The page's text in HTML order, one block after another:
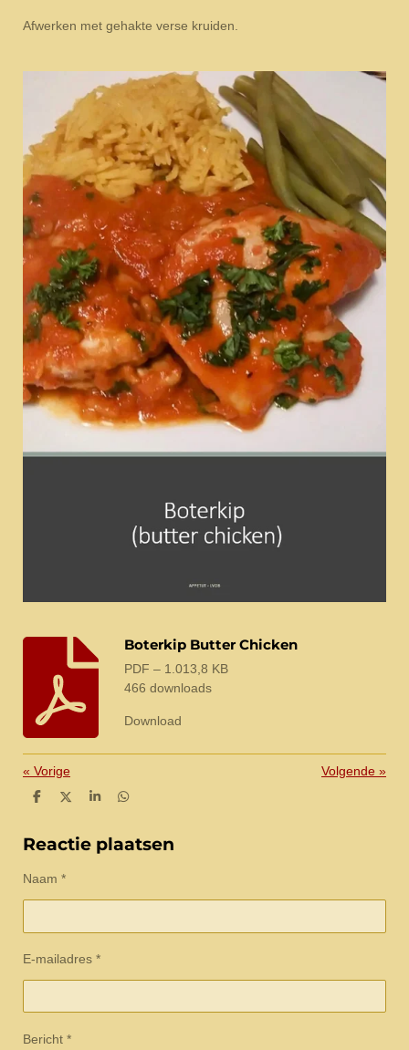
Afwerken met gehakte verse kruiden.
Boterkip Butter Chicken
PDF – 1.013,8 KB
466 downloads
Download
« Vorige Volgende »
D
e
n
D
l
S
r
e
D
e
n
Reactie plaatsen
Naam *
E-mailadres *
Bericht *